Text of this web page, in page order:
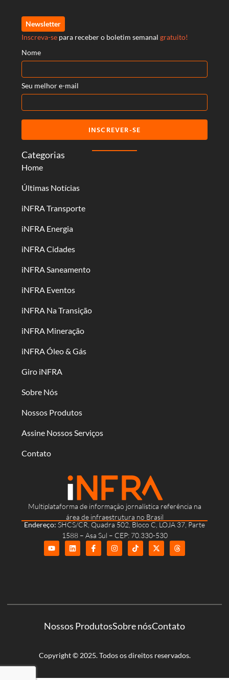
Multiplataforma de informação jornalística referência na
área de infraestrutura no Brasil
Endereço: SHCS/CR, Quadra 502, Bloco C, LOJA 37, Parte
1588 – Asa Sul – CEP: 70.330-530
Categorias
Home
Últimas Notícias
iNFRA Transporte
iNFRA Energia
iNFRA Cidades
iNFRA Saneamento
iNFRA Eventos
iNFRA Na Transição
iNFRA Mineração
iNFRA Óleo & Gás
Giro iNFRA
Sobre Nós
Nossos Produtos
Assine Nossos Serviços
Contato
Newsletter
Inscreva-se para receber o boletim semanal gratuito!
Nome
Seu melhor e-mail
INSCREVER-SE
Nossos ProdutosSobre nósContato
Copyright © 2025. Todos os direitos reservados.